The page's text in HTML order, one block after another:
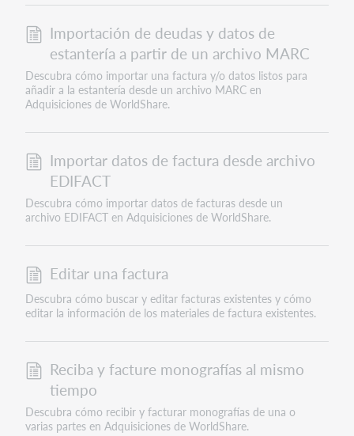
Importación de deudas y datos de
estantería a partir de un archivo MARC
Descubra cómo importar una factura y/o datos listos para
añadir a la estantería desde un archivo MARC en
Adquisiciones de WorldShare.
Importar datos de factura desde archivo
EDIFACT
Descubra cómo importar datos de facturas desde un
archivo EDIFACT en Adquisiciones de WorldShare.
Editar una factura
Descubra cómo buscar y editar facturas existentes y cómo
editar la información de los materiales de factura existentes.
Reciba y facture monografías al mismo
tiempo
Descubra cómo recibir y facturar monografías de una o
varias partes en Adquisiciones de WorldShare.